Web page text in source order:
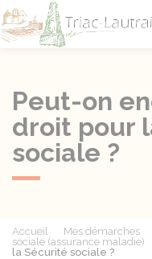
Peut-on
droit pour
sociale ?
Accueil Mes démarches
sociale (assurance maladie)
la Sécurité sociale ?